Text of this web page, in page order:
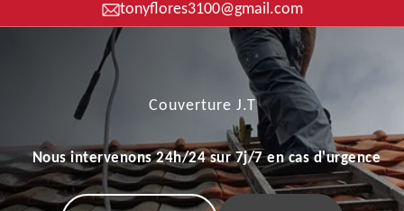
tonyflores3100@gmail.com
Couverture J.T
Nous intervenons 24h/24 sur 7j/7 en cas d'urgence